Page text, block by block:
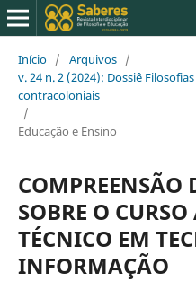
Início / Arquivos /
v. 24 n. 2 (2024): Dossiê
contracoloniais
/
Educação e Ensino
COMPREENSÃO
SOBRE O
TÉCNICO EM
INFORMAÇÃO